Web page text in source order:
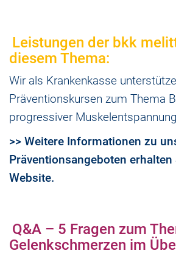
Leistungen der bkk
diesem Thema:
Wir als Krankenkasse
Präventionskursen zum Thema
progressiver
>> Weitere Informationen zu
Präventionsangeboten
Website.
Q&A – 5 Fragen zum
Gelenkschmerzen im